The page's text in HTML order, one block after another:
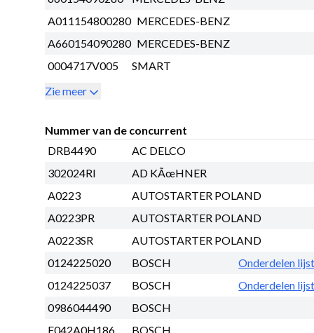
A011154800280 MERCEDES-BENZ
A660154090280 MERCEDES-BENZ
0004717V005
SMART
Zie meer
Nummer van de concurrent
DRB4490
AC DELCO
302024RI
AD KÃœHNER
A0223
AUTOSTARTER POLAND
A0223PR
AUTOSTARTER POLAND
A0223SR
AUTOSTARTER POLAND
0124225020
BOSCH
Onderdelen
0124225037
BOSCH
Onderdelen
0986044490
BOSCH
F042A0H186
BOSCH